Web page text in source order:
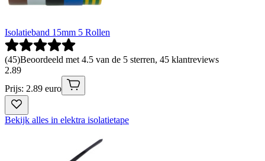
Isolatieband 15mm 5 Rollen
(45)Beoordeeld met 4.5 van de 5 sterren, 45 klantreviews
2.89
Prijs: 2.89 euro
Bekijk alles in elektra isolatietape